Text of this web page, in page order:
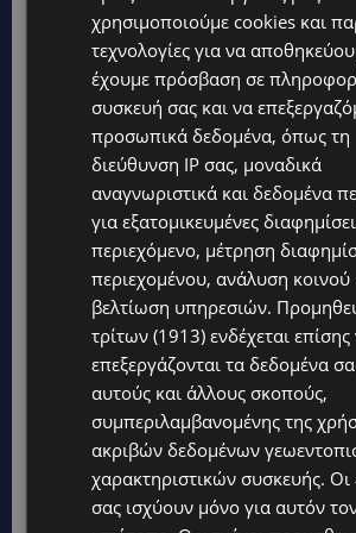
Topics
UPDATES
ΤΑΣΟΣ ΧΑΤΖΗΓΙΟΒΑΝΗΣ: Η συγκλονιστική
12χρονου Δημήτρη και η δωρεά των
έδωσε ελπίδα
STORIES
ΕΞΩΤΙΚΑ ΖΩΑ ΣΤΗΝ ΚΥΠΡΟ: Πότε
απαγορεύεται να έχεις μαϊμού ως
μπορείς να διατηρείς νόμιμα
UPDATES
ΧΩΡΙΣ ΣΩΣΣΙΒΙΟ Η ΘΑΛΑΣΣΙΑ ΣΥΝΔΕΣΗ
«Χωρίς επιδότηση το πλοίο δεν θα
χρησιμοποιούμε cookies και
τεχνολογίες για να
έχουμε πρόσβαση σε
συσκευή σας και να
προσωπικά δεδομένα, όπως τη
διεύθυνση IP σας, μοναδικά
αναγνωριστικά και δεδομένα
για εξατομικευμένες
περιεχόμενο, μέτρηση
περιεχομένου, ανάλυση κοινού
βελτίωση υπηρεσιών.
τρίτων (1913) ενδέχεται
επεξεργάζονται τα δεδομένα
αυτούς και άλλους σκοπούς,
συμπεριλαμβανομένης της
ακριβών δεδομένων
χαρακτηριστικών συσκευής. Οι
σας ισχύουν μόνο για αυτόν